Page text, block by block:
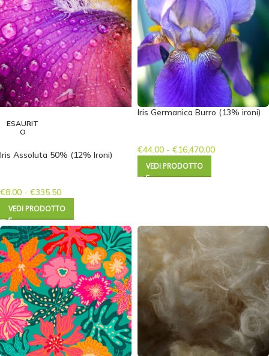
ESAURIT
O
Iris Assoluta 50% (12% Ironi)
€8.00 - €335.50
VEDI PRODOTTO
Iris Germanica Burro (13% ironi)
€44.00 - €16,470.00
VEDI PRODOTTO